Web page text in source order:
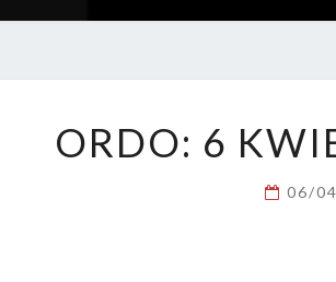
ORDO: 6
06/